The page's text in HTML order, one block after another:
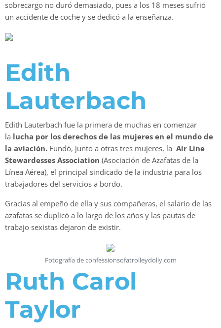
sobrecargo no duró demasiado, pues a los 18 meses sufrió
un accidente de coche y se dedicó a la enseñanza.
Edith
Lauterbach
Edith Lauterbach fue la primera de muchas en comenzar
la lucha por los derechos de las mujeres en el mundo de
la aviación. Fundó, junto a otras tres mujeres, la Air Line
Stewardesses Association (Asociación de Azafatas de la
Línea Aérea), el principal sindicado de la industria para los
trabajadores del servicios a bordo.
Gracias al empeño de ella y sus compañeras, el salario de las
azafatas se duplicó a lo largo de los años y las pautas de
trabajo sexistas dejaron de existir.
Fotografía de confessionsofatrolleydolly.com
Ruth Carol
Taylor